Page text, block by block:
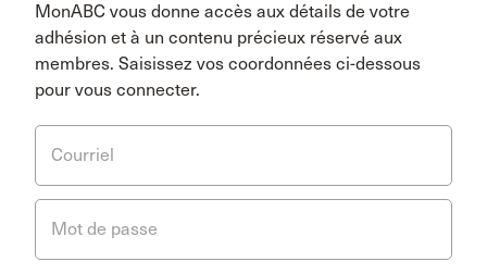
MonABC vous donne accès aux détails de votre
adhésion et à un contenu précieux réservé aux
membres. Saisissez vos coordonnées ci-dessous
pour vous connecter.
Courriel
Mot de passe